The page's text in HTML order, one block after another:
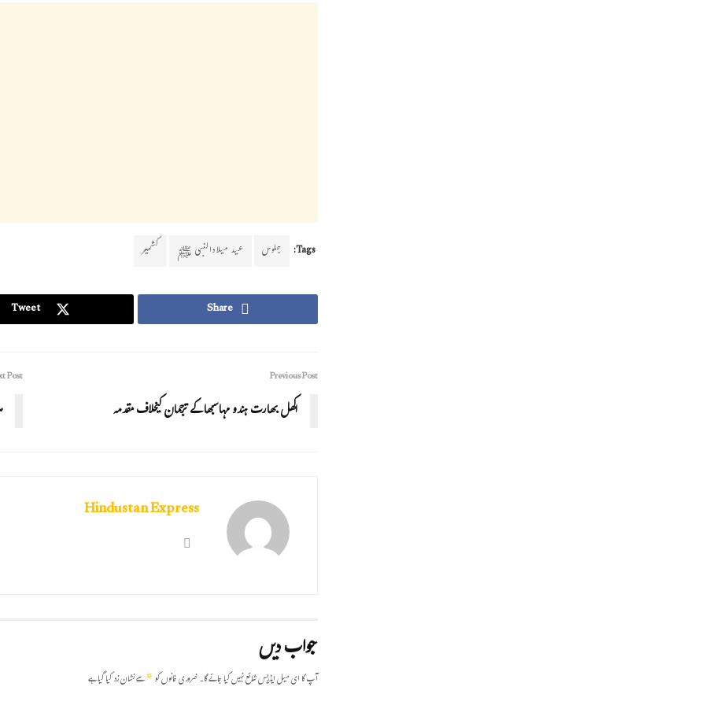
Tags: جلوس عید میلادالنبی ﷺ کشمیر
Share
Tweet
Previous Post
اکھل بھارت ہندو مہاسبھا کے ترجمان کیخلاف مقدمہ
Post
Hindustan Express
جواب دیں
آپ کا ای میل ایڈریس شائع نہیں کیا جائے گا۔ضروری خانوں کو*سے نشان زد کیا گیا ہے